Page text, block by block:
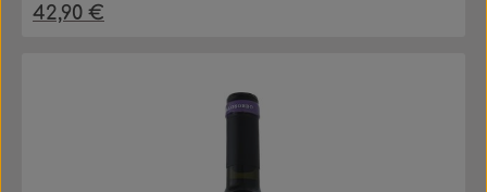
Regulärer Preis:
42,90 €